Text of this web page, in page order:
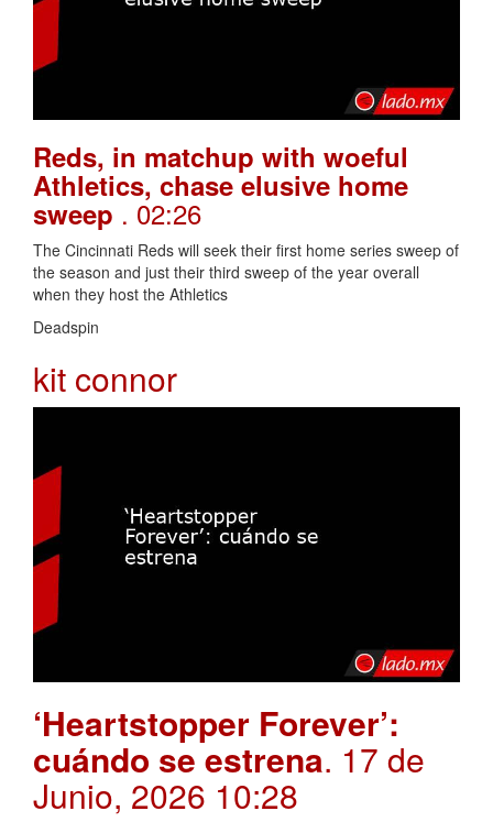
Reds, in matchup with woeful
Athletics, chase elusive home
sweep . 02:26
The Cincinnati Reds will seek their first home series sweep of
the season and just their third sweep of the year overall
when they host the Athletics
Deadspin
kit connor
‘Heartstopper Forever’:
cuándo se estrena. 17 de
Junio, 2026 10:28